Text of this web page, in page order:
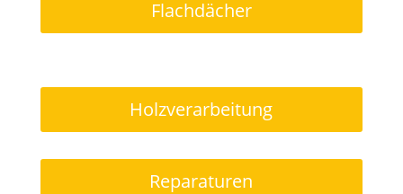
Flachdächer
Holzverarbeitung
Reparaturen